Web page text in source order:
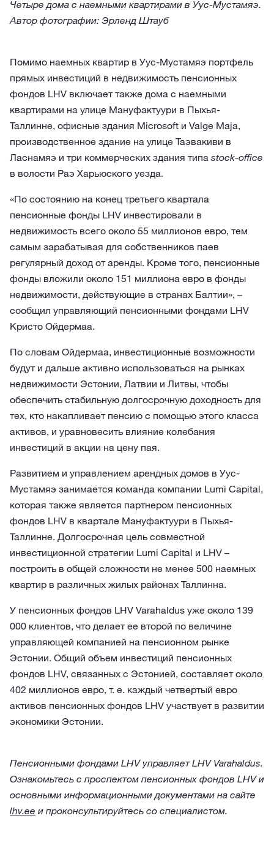
Четыре дома с наемными квартирами в Уус-Мустамяэ.
Автор фотографии: Эрленд Штауб
Помимо наемных квартир в Уус-Мустамяэ портфель
прямых инвестиций в недвижимость пенсионных
фондов LHV включает также дома с наемными
квартирами на улице Мануфактуури в Пыхья-
Таллинне, офисные здания Microsoft и Valge Maja,
производственное здание на улице Таэвакиви в
Ласнамяэ и три коммерческих здания типа stock-office
в волости Раэ Харьюского уезда.
«По состоянию на конец третьего квартала
пенсионные фонды LHV инвестировали в
недвижимость всего около 55 миллионов евро, тем
самым зарабатывая для собственников паев
регулярный доход от аренды. Кроме того, пенсионные
фонды вложили около 151 миллиона евро в фонды
недвижимости, действующие в странах Балтии», –
сообщил управляющий пенсионными фондами LHV
Кристо Ойдермаа.
По словам Ойдермаа, инвестиционные возможности
будут и дальше активно использоваться на рынках
недвижимости Эстонии, Латвии и Литвы, чтобы
обеспечить стабильную долгосрочную доходность для
тех, кто накапливает пенсию с помощью этого класса
активов, и уравновесить влияние колебания
инвестиций в акции на цену пая.
Развитием и управлением арендных домов в Уус-
Мустамяэ занимается команда компании Lumi Capital,
которая также является партнером пенсионных
фондов LHV в квартале Мануфактуури в Пыхья-
Таллинне. Долгосрочная цель совместной
инвестиционной стратегии Lumi Capital и LHV –
построить в общей сложности не менее 500 наемных
квартир в различных жилых районах Таллинна.
У пенсионных фондов LHV Varahaldus уже около 139
000 клиентов, что делает ее второй по величине
управляющей компанией на пенсионном рынке
Эстонии. Общий объем инвестиций пенсионных
фондов LHV, связанных с Эстонией, составляет около
402 миллионов евро, т. е. каждый четвертый евро
активов пенсионных фондов LHV участвует в развитии
экономики Эстонии.
Пенсионными фондами LHV управляет LHV Varahaldus.
Ознакомьтесь с проспектом пенсионных фондов LHV и
основными информационными документами на сайте
lhv.ee и проконсультируйтесь со специалистом.